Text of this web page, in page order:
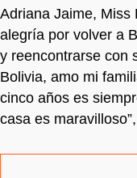
Adriana Jaime, Miss
alegría por volver a
y reencontrarse con
Bolivia, amo mi
cinco años es
casa es